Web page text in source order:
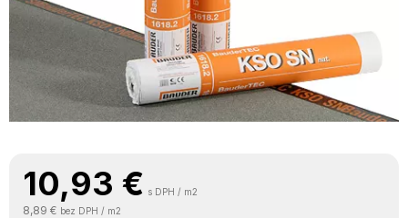
10,93 € s DPH / m2
8,89 € bez DPH / m2